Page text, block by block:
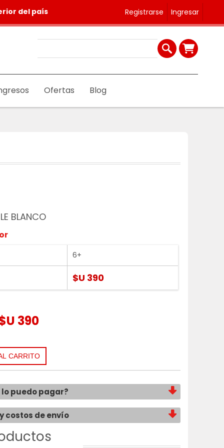
Registrarse Ingresar
del país
Ofertas Blog
BLANCO
6+
$U 390
390
lo puedo pagar?
costos de envío